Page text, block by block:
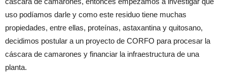
uso podíamos darle y como este residuo tiene muchas
propiedades, entre ellas, proteínas, astaxantina y quitosano,
decidimos postular a un proyecto de CORFO para procesar la
cáscara de camarones y financiar la infraestructura de una
planta.